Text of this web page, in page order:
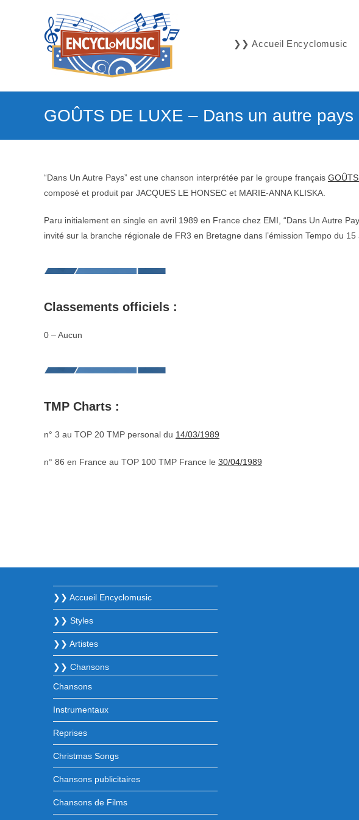
❯❯ Accueil Encyclomusic
GOÛTS DE LUXE – Dans un autre pays
“Dans Un Autre Pays” est une chanson interprétée par le groupe français
composé et produit par JACQUES LE HONSEC et MARIE-ANNA KLISKA.
Paru initialement en single en avril 1989 en France chez EMI, “Dans Un Autre
invité sur la branche régionale de FR3 en Bretagne dans l’émission Tempo du 15
Classements officiels :
0 – Aucun
TMP Charts :
n° 3 au TOP 20 TMP personal du 14/03/1989
n° 86 en France au TOP 100 TMP France le 30/04/1989
❯❯ Accueil Encyclomusic
❯❯ Styles
❯❯ Artistes
❯❯ Chansons
Chansons
Instrumentaux
Reprises
Christmas Songs
Chansons publicitaires
Chansons de Films